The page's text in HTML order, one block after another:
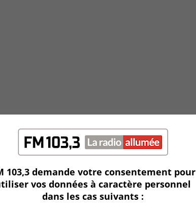
103,3 demande votre consentement pour
vos données à caractère personnel
dans les cas suivants :